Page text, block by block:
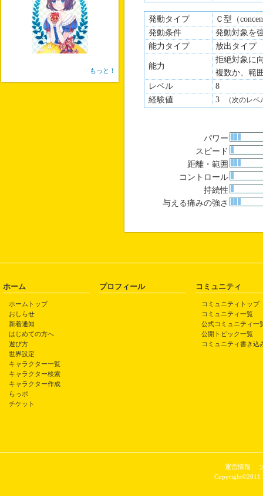
発動タイプ
Ｃ型（
発動条件
発動対象を
能力タイプ
放出タイプ
能力
拒絶対象に
複数か、範
レベル
8
経験値
3 （次のレ
パワー
スピード
距離・範囲
コントロール
持続性
与える痛みの強さ
もっと！
ホーム
ホームトップ
おしらせ
新着通知
はじめての方へ
遊び方
世界設定
キャラクター一覧
キャラクター検索
キャラクター作成
らっポ
チケット
プロフィール コミュニティ
コミュニティトップ
コミュニティ一覧
公式コミュニティ一
公開トピック一覧
コミュニティ書き込
運営情報
Copyright©2011